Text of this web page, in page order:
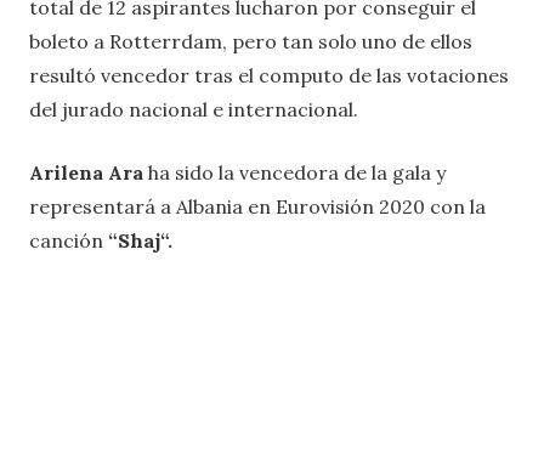
total de 12 aspirantes lucharon por conseguir el
boleto a Rotterrdam, pero tan solo uno de ellos
resultó vencedor tras el computo de las votaciones
del jurado nacional e internacional.
Arilena Ara ha sido la vencedora de la gala y
representará a Albania en Eurovisión 2020 con la
canción “Shaj“.